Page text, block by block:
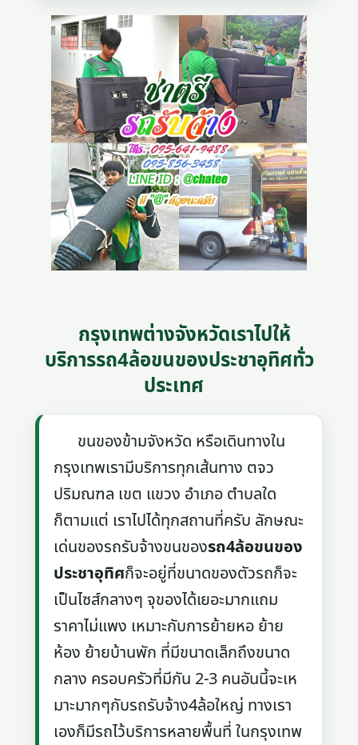
กรุงเทพต่างจังหวัดเราไปให้
บริการรถ4ล้อขนของประชาอุทิศทั่ว
ประเทศ
ขนของข้ามจังหวัด หรือเดินทางใน
กรุงเทพเรามีบริการทุกเส้นทาง ตจว
ปริมณฑล เขต แขวง อำเภอ ตำบลใด
ก็ตามแต่ เราไปได้ทุกสถานที่ครับ ลักษณะ
เด่นของรถรับจ้างขนของรถ4ล้อขนของ
ประชาอุทิศก็จะอยู่ที่ขนาดของตัวรถก็จะ
เป็นไซส์กลางๆ จุของได้เยอะมากแถม
ราคาไม่แพง เหมาะกับการย้ายหอ ย้าย
ห้อง ย้ายบ้านพัก ที่มีขนาดเล็กถึงขนาด
กลาง ครอบครัวที่มีกัน 2-3 คนอันนี้จะเห
มาะมากๆกับรถรับจ้าง4ล้อใหญ่ ทางเรา
เองก็มีรถไว้บริการหลายพื้นที่ ในกรุงเทพ